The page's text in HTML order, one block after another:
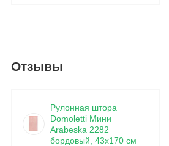
Отзывы
Рулонная штора
Domoletti Мини
Arabeska 2282
бордовый, 43x170 см